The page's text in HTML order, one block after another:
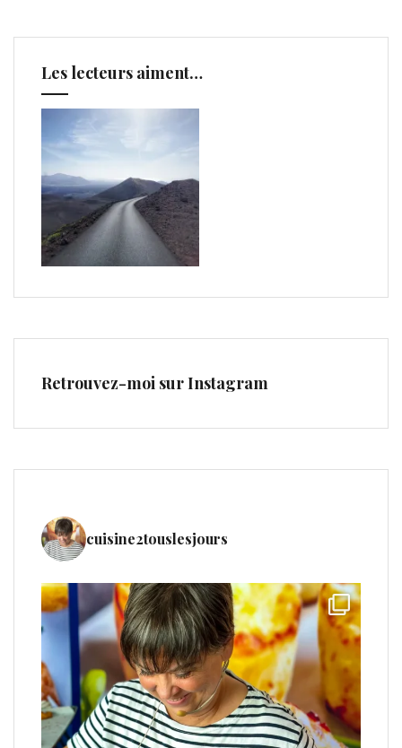
Les lecteurs aiment…
Retrouvez-moi sur Instagram
cuisine2touslesjours